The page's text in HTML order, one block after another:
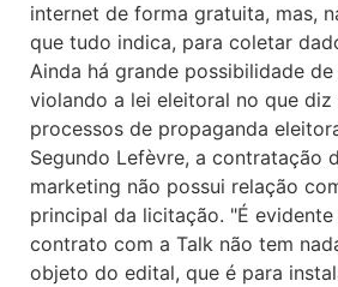
internet de forma gratuita, mas,
que tudo indica, para coletar
Ainda há grande possibilidade
violando a lei eleitoral no que
processos de propaganda
Segundo Lefèvre, a contratação
marketing não possui relação
principal da licitação. "É
contrato com a Talk não tem
objeto do edital, que é para